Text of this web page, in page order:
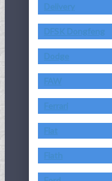
Delivery
DFSK Dongfeng
Dodge
FAW
Ferrari
Fiat
Fiath